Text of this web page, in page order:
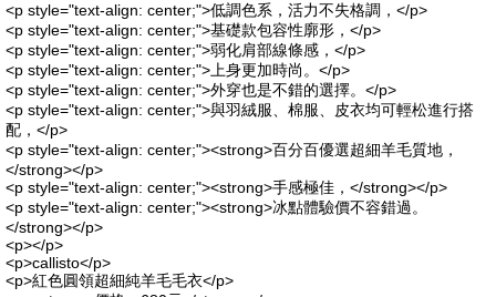
<p style="text-align: center;">低調色系，活力不失格調，</p>
<p style="text-align: center;">基礎款包容性廓形，</p>
<p style="text-align: center;">弱化肩部線條感，</p>
<p style="text-align: center;">上身更加時尚。</p>
<p style="text-align: center;">外穿也是不錯的選擇。</p>
<p style="text-align: center;">與羽絨服、棉服、皮衣均可輕松進行搭
配，</p>
<p style="text-align: center;"><strong>百分百優選超細羊毛質地，
</strong></p>
<p style="text-align: center;"><strong>手感極佳，</strong></p>
<p style="text-align: center;"><strong>冰點體驗價不容錯過。
</strong></p>
<p></p>
<p>callisto</p>
<p>紅色圓領超細純羊毛毛衣</p>